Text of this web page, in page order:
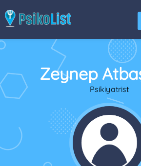
Zeynep
Psikiyatrist